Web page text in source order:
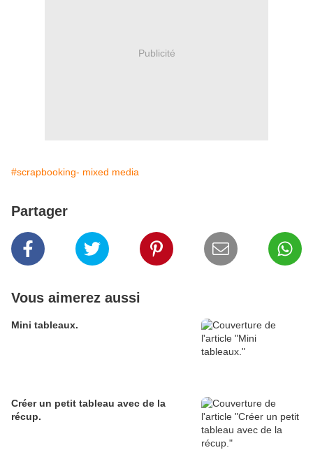
Publicité
#scrapbooking- mixed media
Partager
Vous aimerez aussi
Mini tableaux.
Créer un petit tableau avec de la
récup.